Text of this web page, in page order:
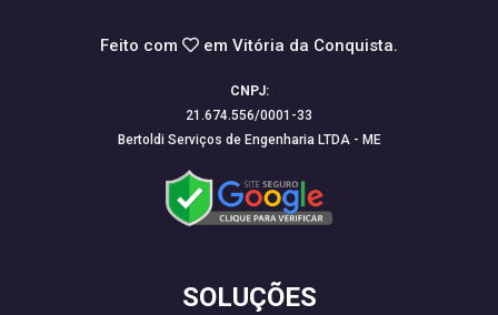
Feito com em Vitória da Conquista.
CNPJ:
21.674.556/0001-33
Bertoldi Serviços de Engenharia LTDA - ME
SOLUÇÕES